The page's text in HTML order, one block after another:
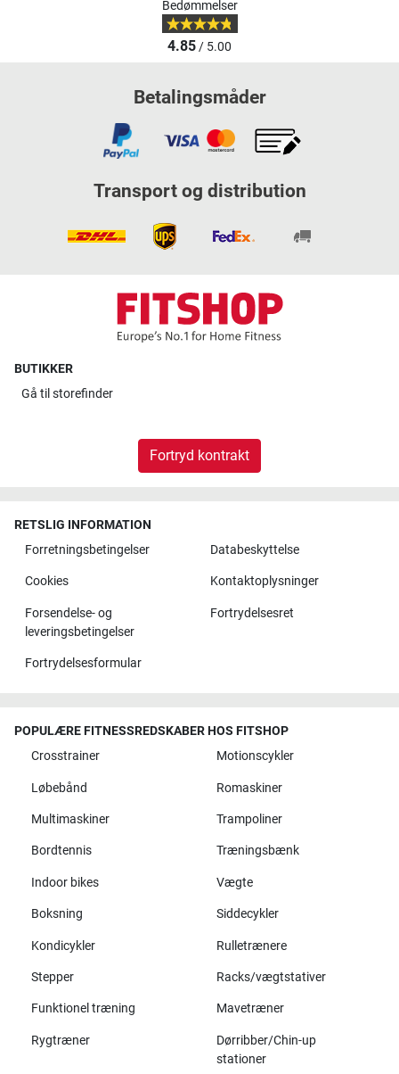
Bedømmelser
4.85/ 5.00
Betalingsmåder
Transport og distribution
BUTIKKER
Gå tilstorefinder
Fortryd kontrakt
RETSLIG INFORMATION
Forretningsbetingelser
Databeskyttelse
Cookies Kontaktoplysninger
Forsendelse- og
leveringsbetingelser
Fortrydelsesret
Fortrydelsesformular
POPULÆRE FITNESSREDSKABER HOS FITSHOP
Crosstrainer
Motionscykler
Løbebånd Romaskiner
Multimaskiner Trampoliner
Bordtennis Træningsbænk
Indoor bikes Vægte
Boksning Siddecykler
Kondicykler Rulletrænere
Stepper Racks/vægtstativer
Funktionel træning Mavetræner
Rygtræner
Dørribber/Chin-up
stationer